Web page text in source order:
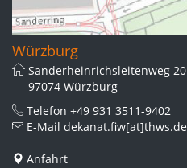
Würzburg
Sanderheinrichsleitenweg 20
97074 Würzburg
Telefon +49 931 3511-9402
E-Mail dekanat.fiw[at]thws.de
Anfahrt